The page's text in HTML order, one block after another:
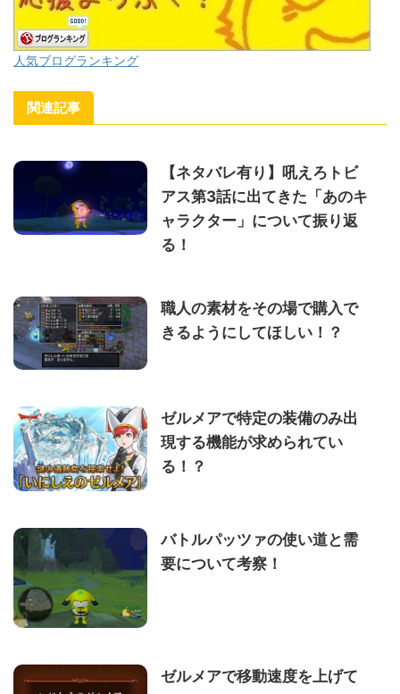
人気ブログランキング
関連記事
【ネタバレ有り】吼えろトビ
アス第3話に出てきた「あのキ
ャラクター」について振り返
る！
職人の素材をその場で購入で
きるようにしてほしい！？
ゼルメアで特定の装備のみ出
現する機能が求められてい
る！？
バトルパッツァの使い道と需
要について考察！
ゼルメアで移動速度を上げて